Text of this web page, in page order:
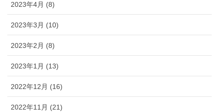
2023年4月 (8)
2023年3月 (10)
2023年2月 (8)
2023年1月 (13)
2022年12月 (16)
2022年11月 (21)